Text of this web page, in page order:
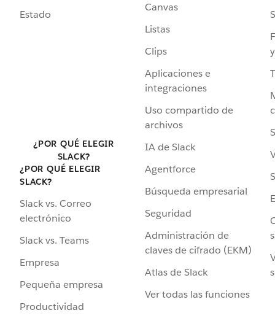
Estado
¿POR QUÉ ELEGIR
SLACK?
¿POR QUÉ ELEGIR
SLACK?
Slack vs. Correo
electrónico
Slack vs. Teams
Empresa
Pequeña empresa
Productividad
Canvas
Listas
Clips
Aplicaciones e
integraciones
Uso compartido de
archivos
IA de Slack
Agentforce
Búsqueda empresarial
Seguridad
Administración de
claves de cifrado (EKM)
Atlas de Slack
Ver todas las funciones